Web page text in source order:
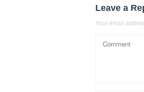
Leave a
Your email